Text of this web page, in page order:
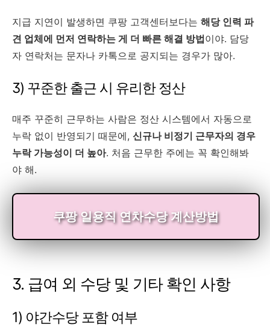
지급 지연이 발생하면 쿠팡 고객센터보다는 해당 인력 파
견 업체에 먼저 연락하는 게 더 빠른 해결 방법이야. 담당
자 연락처는 문자나 카톡으로 공지되는 경우가 많아.
3) 꾸준한 출근 시 유리한 정산
매주 꾸준히 근무하는 사람은 정산 시스템에서 자동으로
누락 없이 반영되기 때문에, 신규나 비정기 근무자의 경우
누락 가능성이 더 높아. 처음 근무한 주에는 꼭 확인해봐
야 해.
쿠팡 일용직 연차수당 계산방법
3. 급여 외 수당 및 기타 확인 사항
1) 야간수당 포함 여부